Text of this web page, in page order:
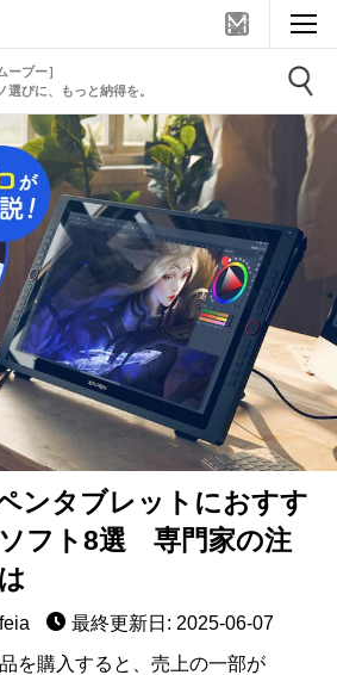
ーブー］
選びに、もっと納得を。
ンタブレットにおすす
フト8選 専門家の注
最終更新日: 2025-06-07
を購入すると、売上の一部が